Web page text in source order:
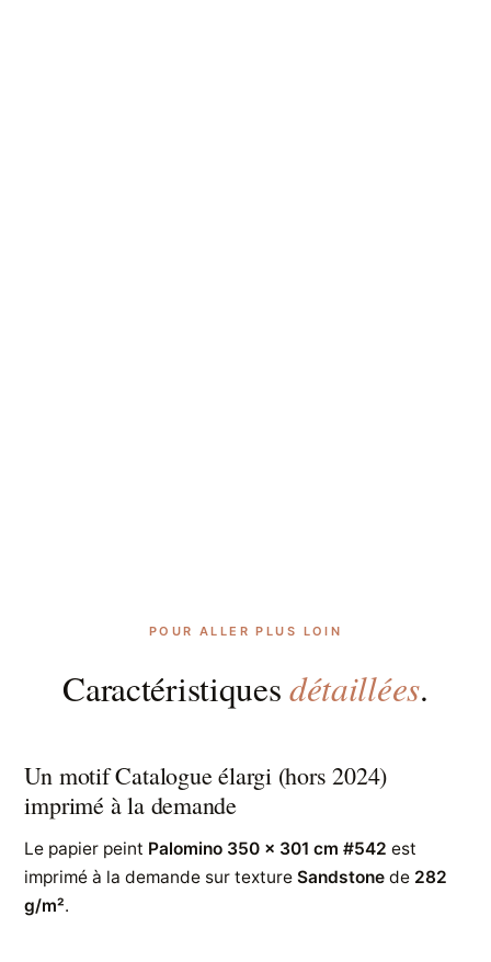
POUR ALLER PLUS LOIN
Caractéristiquesdétaillées.
Un motif Catalogue élargi (hors 2024)
imprimé à la demande
Le papier peint Palomino 350 x 301 cm #542 est
imprimé à la demande sur textureSandstone de 282
g/m².